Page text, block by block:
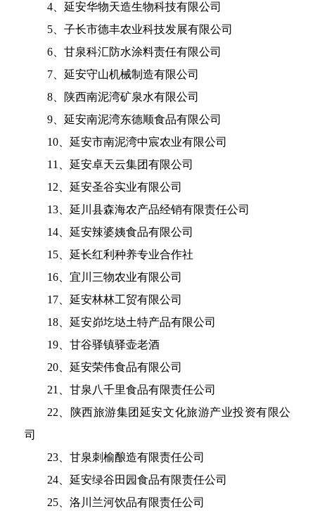
4、延安华物天造生物科技有限公司
5、子长市德丰农业科技发展有限公司
6、甘泉科汇防水涂料责任有限公司
7、延安守山机械制造有限公司
8、陕西南泥湾矿泉水有限公司
9、延安南泥湾东德顺食品有限公司
10、延安市南泥湾中宸农业有限公司
11、延安卓天云集团有限公司
12、延安圣谷实业有限公司
13、延川县森海农产品经销有限责任公司
14、延安辣婆姨食品有限公司
15、延长红利种养专业合作社
16、宜川三物农业有限公司
17、延安林林工贸有限公司
18、延安峁圪垯土特产品有限公司
19、甘谷驿镇驿壶老酒
20、延安荣伟食品有限公司
21、甘泉八千里食品有限责任公司
22、陕西旅游集团延安文化旅游产业投资有限公
司
23、甘泉刺榆酿造有限责任公司
24、延安绿谷田园食品有限责任公司
25、洛川兰河饮品有限责任公司